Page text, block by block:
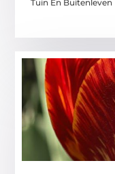
Tuin En Buitenleven